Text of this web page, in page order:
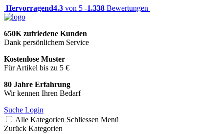
Hervorragend4.3 von 5 -1.338 Bewertungen
650K zufriedene Kunden
Dank persönlichem Service
Kostenlose Muster
Für Artikel bis zu 5 €
80 Jahre Erfahrung
Wir kennen Ihren Bedarf
Suche Login
Alle Kategorien Schliessen Menü
Zurück Kategorien